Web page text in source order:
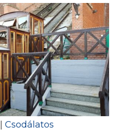
Csodálatos